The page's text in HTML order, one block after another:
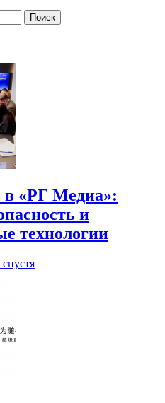
«РГ Медиа»:
и
технологии